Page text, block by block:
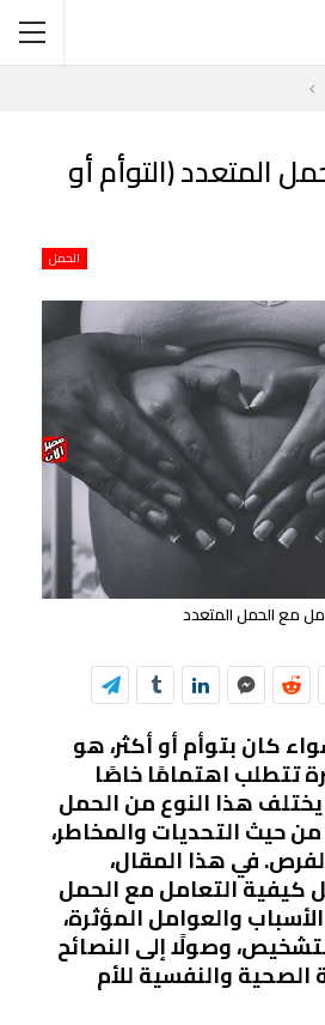
المتعدد (التوأم أو
الحمل
مع الحمل المتعدد
كان بتوأم أو أكثر، هو
تتطلب اهتمامًا خاصًا
هذا النوع من الحمل
حيث التحديات والمخاطر،
في هذا المقال،
كيفية التعامل مع الحمل
والعوامل المؤثرة،
وصولًا إلى النصائح
الصحية والنفسية للأم